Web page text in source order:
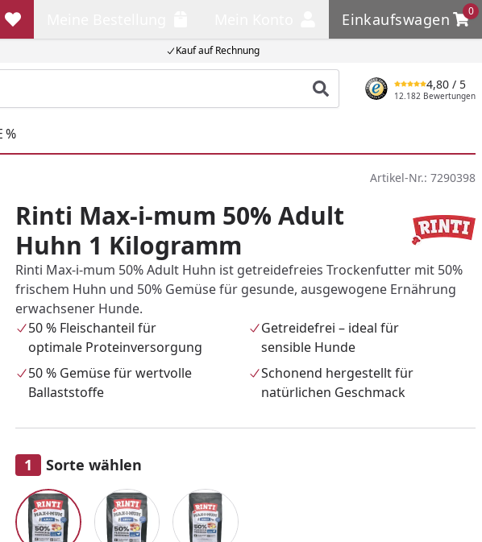
Kauf auf Rechnung
Einkaufswagen
0
Einkaufswagen
Produkt suchen
4,80 / 5
12.182 Bewertungen
%
Artikel-Nr.: 7290398
Rinti Max-i-mum 50% Adult
Huhn 1 Kilogramm
Rinti Max-i-mum 50% Adult Huhn ist getreidefreies Trockenfutter mit 50%
frischem Huhn und 50% Gemüse für gesunde, ausgewogene Ernährung
erwachsener Hunde.
50 % Fleischanteil für
optimale Proteinversorgung
Getreidefrei – ideal für
sensible Hunde
50 % Gemüse für wertvolle
Ballaststoffe
Schonend hergestellt für
natürlichen Geschmack
Sorte wählen
Alle anzeigen (3)